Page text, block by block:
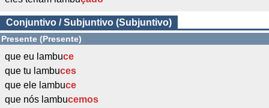
Conjuntivo / Subjuntivo (Subjuntivo)
Presente (Presente)
que eu lambuce
que tu lambuces
que ele lambuce
que nós lambucemos